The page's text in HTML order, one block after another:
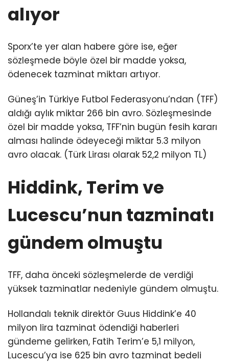
alıyor
Sporx’te yer alan habere göre ise, eğer
sözleşmede böyle özel bir madde yoksa,
ödenecek tazminat miktarı artıyor.
Güneş’in Türkiye Futbol Federasyonu’ndan (TFF)
aldığı aylık miktar 266 bin avro. Sözleşmesinde
özel bir madde yoksa, TFF’nin bugün fesih kararı
alması halinde ödeyeceği miktar 5.3 milyon
avro olacak. (Türk Lirası olarak 52,2 milyon TL)
Hiddink, Terim ve
Lucescu’nun tazminatı
gündem olmuştu
TFF, daha önceki sözleşmelerde de verdiği
yüksek tazminatlar nedeniyle gündem olmuştu.
Hollandalı teknik direktör Guus Hiddink’e 40
milyon lira tazminat ödendiği haberleri
gündeme gelirken, Fatih Terim’e 5,1 milyon,
Lucescu’ya ise 625 bin avro tazminat bedeli